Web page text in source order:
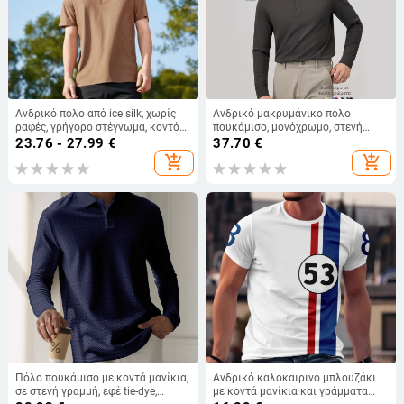
Ανδρικό πόλο από ice silk, χωρίς
ραφές, γρήγορο στέγνωμα, κοντό
μανίκι, ελαστικό, διαπνέον, κομψό
καθημερινό
23.76 - 27.99 €
add_shopping_cart
Ανδρικό μακρυμάνικο πόλο
πουκάμισο, μονόχρωμο, στενή
εφαρμογή, πόλο γιακά, κατάλληλο
για φθινόπωρο-χειμώνα, casual και
επαγγελματικό styling σε στρώσεις
37.70 €
add_shopping_cart
Πόλο πουκάμισο με κοντά μανίκια,
σε στενή γραμμή, εφέ tie-dye,
Ανδρικό καλοκαιρινό μπλουζάκι
με κοντά μανίκια και γράμματα